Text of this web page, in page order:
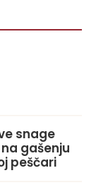
snage
gašenju
peščari